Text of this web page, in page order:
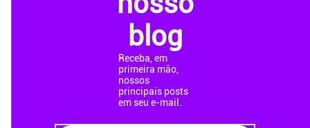
blog
Receba, em
primeira mão,
nossos
principais posts
em seu e-mail.